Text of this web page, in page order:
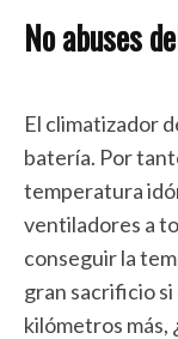
No abuses
El climatizador
batería. Por
temperatura
ventiladores a
conseguir la
gran sacrificio
kilómetros más,